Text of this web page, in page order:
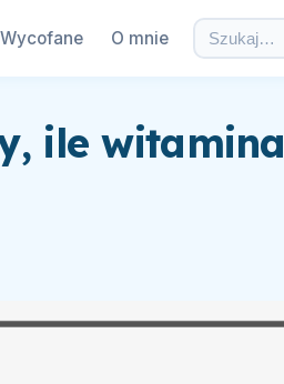
Wycofane O mnie
ile witamina